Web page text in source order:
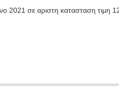
2021 σε αριστη κατασταση τιμη